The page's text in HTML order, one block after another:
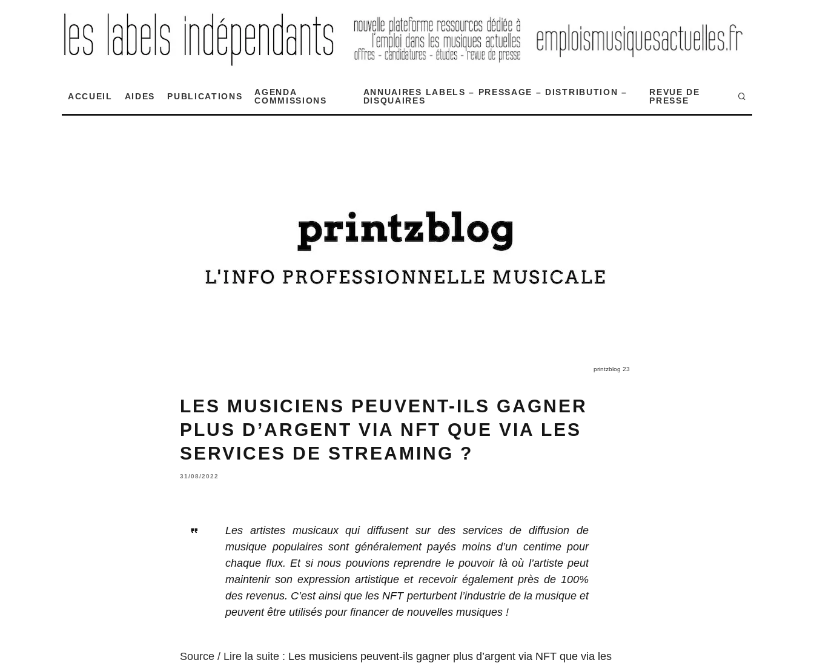
ACCUEIL AIDES PUBLICATIONS
AGENDA
COMMISSIONS
ANNUAIRES LABELS – PRESSAGE – DISTRIBUTION –
DISQUAIRES
REVUE DE
PRESSE
printzblog 23
LES MUSICIENS PEUVENT-ILS GAGNER
PLUS D’ARGENT VIA NFT QUE VIA LES
SERVICES DE STREAMING ?
31/08/2022
Les artistes musicaux qui diffusent sur des services de diffusion de
musique populaires sont généralement payés moins d’un centime pour
chaque flux. Et si nous pouvions reprendre le pouvoir là où l’artiste peut
maintenir son expression artistique et recevoir également près de 100%
des revenus. C’est ainsi que les NFT perturbent l’industrie de la musique et
peuvent être utilisés pour financer de nouvelles musiques !
Source / Lire la suite : Les musiciens peuvent-ils gagner plus d’argent via NFT que via les